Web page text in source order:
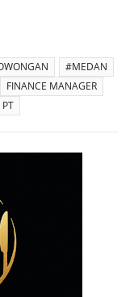
#MEDAN
FINANCE MANAGER
PT